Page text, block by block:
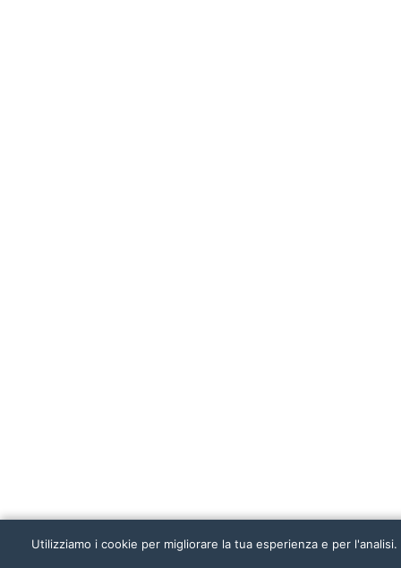
Utilizziamo i cookie per migliorare la tua esperienza e per